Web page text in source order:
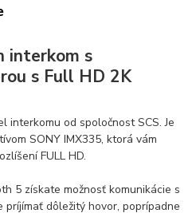
interkom s
s Full HD 2K
interkomu od spoločnost SCS. Je
SONY IMX335, ktorá vám
FULL HD.
5 získate možnosť komunikácie s
príjímať dôležitý hovor, poprípadne